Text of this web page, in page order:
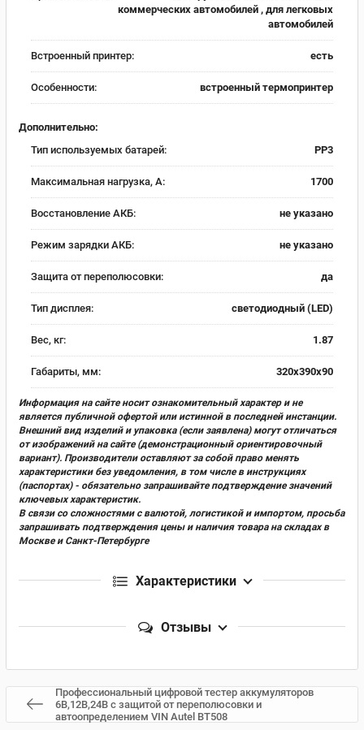
коммерческих автомобилей , для легковых
автомобилей
Встроенный принтер: есть
Особенности: встроенный термопринтер
Дополнительно:
Тип используемых батарей:
PP3
Максимальная нагрузка, А: 1700
Восстановление АКБ: не указано
Режим зарядки АКБ: не указано
Защита от переполюсовки: да
Тип дисплея: светодиодный (LED)
Вес, кг: 1.87
Габариты, мм: 320х390х90
Информация на сайте носит ознакомительный характер и не
является публичной офертой или истинной в последней инстанции.
Внешний вид изделий и упаковка (если заявлена) могут отличаться
от изображений на сайте (демонстрационный ориентировочный
вариант). Производители оставляют за собой право менять
характеристики без уведомления, в том числе в инструкциях
(паспортах) - обязательно запрашивайте подтверждение значений
ключевых характеристик.
В связи со сложностями с валютой, логистикой и импортом, просьба
запрашивать подтверждения цены и наличия товара на складах в
Москве и Санкт-Петербурге
Характеристики
Отзывы
Профессиональный цифровой тестер аккумуляторов
6В,12В,24В с защитой от переполюсовки и
автоопределением VIN Autel BT508